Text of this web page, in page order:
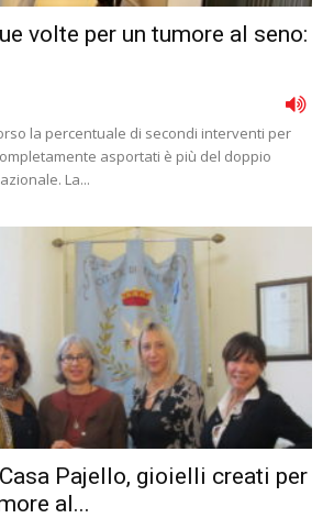
volte per un tumore al seno:
la percentuale di secondi interventi per
asportati è più del doppio
La...
Pajello, gioielli creati per
al...